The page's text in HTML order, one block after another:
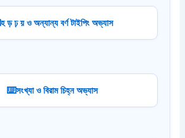
হ ড় ঢ় য় ও অন্যান্য বর্ণ টাইপিং অভ্যাস
সংখ্যা ও বিরাম চিহ্ন অভ্যাস